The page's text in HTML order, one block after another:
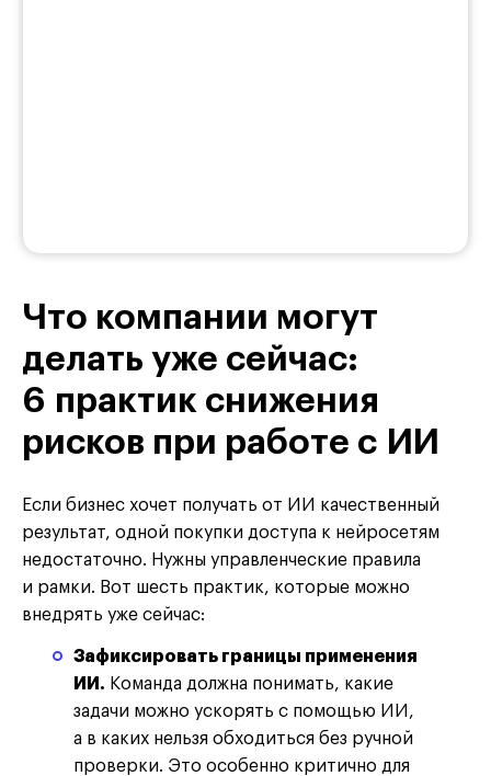
Что компании могут
делать уже сейчас:
6 практик снижения
рисков при работе с ИИ
Если бизнес хочет получать от ИИ качественный
результат, одной покупки доступа к нейросетям
недостаточно. Нужны управленческие правила
и рамки. Вот шесть практик, которые можно
внедрять уже сейчас:
Зафиксировать границы применения
ИИ. Команда должна понимать, какие
задачи можно ускорять с помощью ИИ,
а в каких нельзя обходиться без ручной
проверки. Это особенно критично для